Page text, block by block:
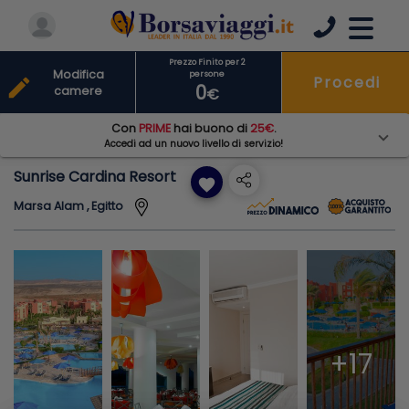
Sunrise Cardina Resort favorite
Marsa Alam , Egitto
+17
Prezzo Finito per 2
persone
0€
Procedi
edit
Modifica
camere
Con PRIMEhai buono di 25€.
Accedi ad un nuovo livello di servizio!